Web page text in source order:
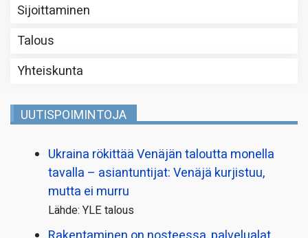
Sijoittaminen
Talous
Yhteiskunta
UUTISPOIMINTOJA
Ukraina rökittää Venäjän taloutta monella
tavalla – asiantuntijat: Venäjä kurjistuu,
mutta ei murru
Lähde: YLE talous